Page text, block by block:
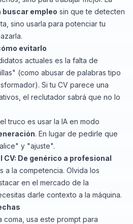
buscar empleo sin que te detecten
sino usarla para potenciar tu
evitarlo
actuales es la falta de
(como abusar de palabras tipo
). Si tu CV parece una
el reclutador sabrá que no lo
truco es usar la IA en modo
. En lugar de pedirle que
y "ajuste".
De genérico a profesional
a la competencia. Olvida los
en el mercado de la
darle contexto a la máquina.
coma, usa este prompt para